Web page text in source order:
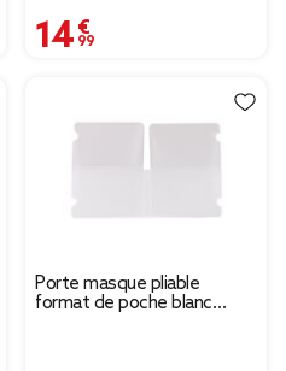
14,99 €
Porte masque pliable
format de poche blanc